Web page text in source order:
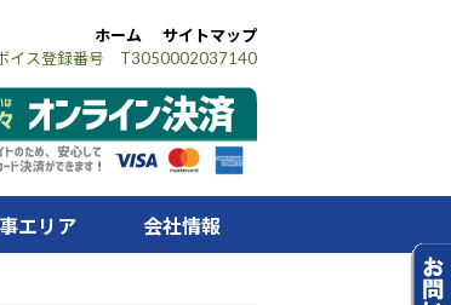
ホーム
サイトマップ
イス登録番号 T3050002037140
エリア 会社情報